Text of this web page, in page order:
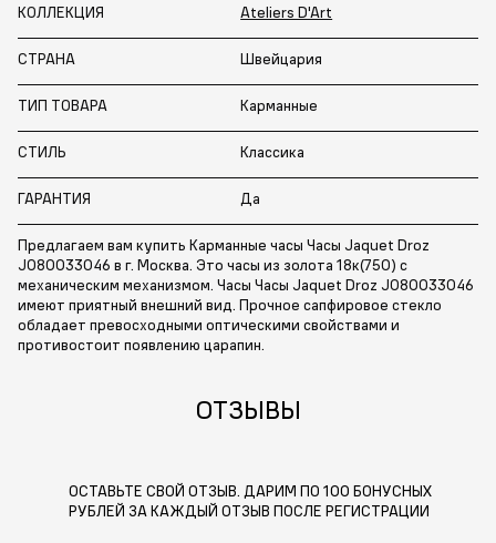
КОЛЛЕКЦИЯ Ateliers D'Art
СТРАНА Швейцария
ТИП ТОВАРА Карманные
СТИЛЬ Классика
ГАРАНТИЯ Да
Предлагаем вам купить Карманные часы Часы Jaquet Droz
J080033046 в г. Москва. Это часы из золота 18к(750) с
механическим механизмом. Часы Часы Jaquet Droz J080033046
имеют приятный внешний вид. Прочное сапфировое стекло
обладает превосходными оптическими свойствами и
противостоит появлению царапин.
ОТЗЫВЫ
ОСТАВЬТЕ СВОЙ ОТЗЫВ. ДАРИМ ПО 100 БОНУСНЫХ
РУБЛЕЙ ЗА КАЖДЫЙ ОТЗЫВ ПОСЛЕ РЕГИСТРАЦИИ